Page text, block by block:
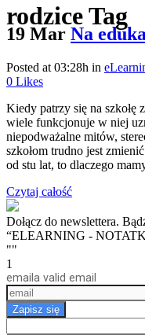
rodzice Tag
19 Mar Na
Posted at 03:28h in
0 Likes
Kiedy patrzy się na szkołę
wiele funkcjonuje w niej
niepodważalne mitów,
szkołom trudno jest
od stu lat, to dlaczego
Czytaj całość
Dołącz do newslettera.
“ELEARNING -
""
1
email a valid email
Zapisz się